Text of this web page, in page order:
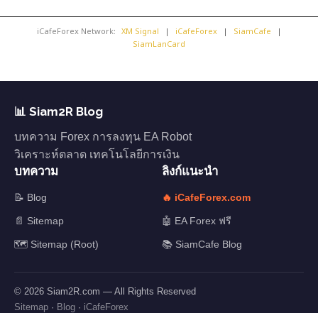
iCafeForex Network: XM Signal | iCafeForex | SiamCafe
|
SiamLanCard
📊 Siam2R Blog
บทความ Forex การลงทุน EA Robot
วิเคราะห์ตลาด เทคโนโลยีการเงิน
บทความ
📝 Blog
📄 Sitemap
🗺️ Sitemap (Root)
ลิงก์แนะนำ
🔥 iCafeForex.com
🤖 EA Forex ฟรี
📚 SiamCafe Blog
© 2026 Siam2R.com — All Rights Reserved
Sitemap · Blog · iCafeForex